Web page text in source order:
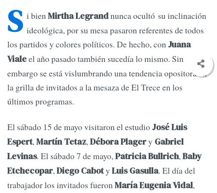
S i bienMirtha Legrandnunca ocultó su inclinación
ideológica, por su mesa pasaron referentes de todos
los partidos y colores políticos. De hecho, conJuana
Vialeel año pasado también sucedía lo mismo. Sin
embargo se está vislumbrando una tendencia opositora en
la grilla de invitados a la mesaza de El Trece en los
últimos programas.
El sábado 15 de mayo visitaron el estudioJosé Luis
Espert,Martín Tetaz,Débora Plagery Gabriel
Levinas. El sábado 7 de mayo,Patricia Bullrich,Baby
Etchecopar,Diego Caboty Luis Gasulla. El día del
trabajador los invitados fueronMaría Eugenia Vidal,